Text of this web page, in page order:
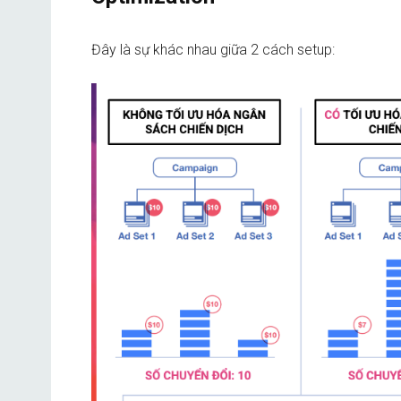
Đây là sự khác nhau giữa 2 cách setup: